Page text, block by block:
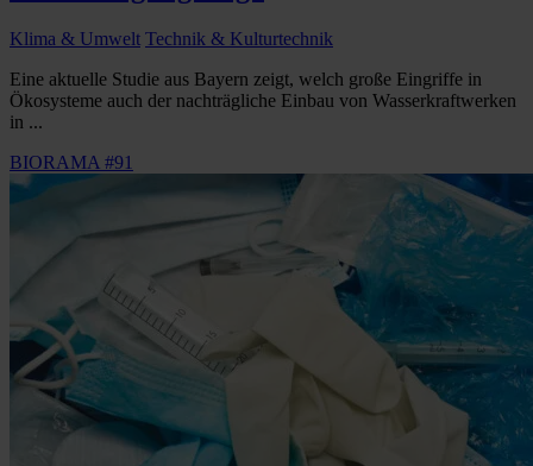
Klima & Umwelt Technik & Kulturtechnik
Eine aktuelle Studie aus Bayern zeigt, welch große Eingriffe in
Ökosysteme auch der nachträgliche Einbau von Wasserkraftwerken
in ...
BIORAMA #91